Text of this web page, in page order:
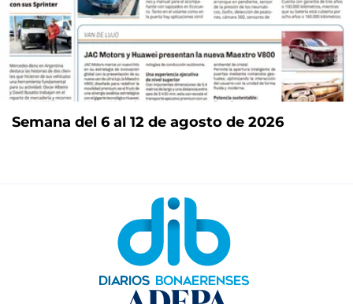
Semana del 6 al 12 de agosto de 2026